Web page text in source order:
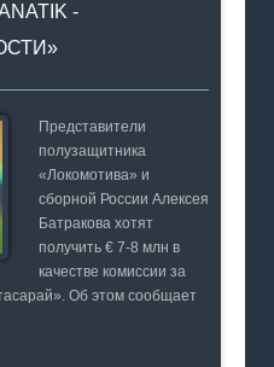
-
Представители
полузащитника
«Локомотива» и
сборной России Алексея
Батракова хотят
получить € 7-8 млн в
качестве комиссии за
Об этом сообщает